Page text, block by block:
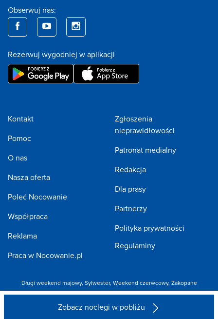
Zobacz noclegi w pobliżu
Obserwuj nas:
Rezerwuj wygodniej w aplikacji
Kontakt
Pomoc
O nas
Nasza oferta
Poleć Nocowanie
Współpraca
Reklama
Praca w Nocowanie.pl
Zgłoszenia
nieprawidłowości
Patronat medialny
Redakcja
Dla prasy
Partnerzy
Polityka prywatności
Regulaminy
Długi weekend majowy, Sylwester, Weekend czerwcowy, Zakopane
Copyright 2005-2026 by NOCOWANIE.PL Sp. z o.o.